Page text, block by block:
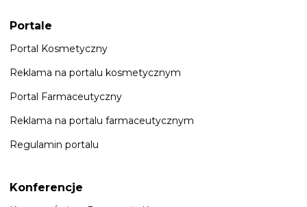
Portale
Portal Kosmetyczny
Reklama na portalu kosmetycznym
Portal Farmaceutyczny
Reklama na portalu farmaceutycznym
Regulamin portalu
Konferencje